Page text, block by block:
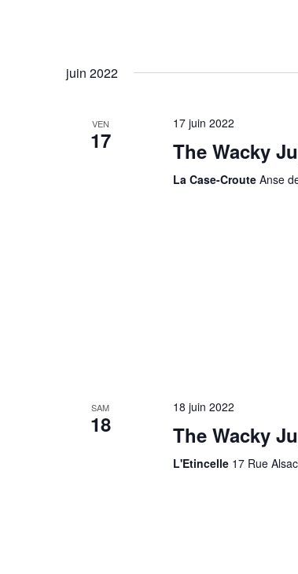
juin 2022
VEN
17
17 juin 2022
The Wacky
La Case-Croute Anse
SAM
18
18 juin 2022
The Wacky
L'Etincelle 17 Rue